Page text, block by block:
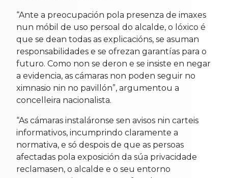
“Ante a preocupación pola presenza de imaxes
nun móbil de uso persoal do alcalde, o lóxico é
que se dean todas as explicacións, se asuman
responsabilidades e se ofrezan garantías para o
futuro. Como non se deron e se insiste en negar
a evidencia, as cámaras non poden seguir no
ximnasio nin no pavillón”, argumentou a
concelleira nacionalista.
“As cámaras instaláronse sen avisos nin carteis
informativos, incumprindo claramente a
normativa, e só despois de que as persoas
afectadas pola exposición da súa privacidade
reclamasen, o alcalde e o seu entorno